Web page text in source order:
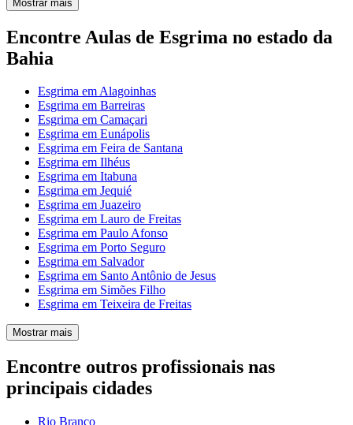
Mostrar mais
Encontre Aulas de Esgrima no estado da
Bahia
Esgrima em Alagoinhas
Esgrima em Barreiras
Esgrima em Camaçari
Esgrima em Eunápolis
Esgrima em Feira de Santana
Esgrima em Ilhéus
Esgrima em Itabuna
Esgrima em Jequié
Esgrima em Juazeiro
Esgrima em Lauro de Freitas
Esgrima em Paulo Afonso
Esgrima em Porto Seguro
Esgrima em Salvador
Esgrima em Santo Antônio de Jesus
Esgrima em Simões Filho
Esgrima em Teixeira de Freitas
Mostrar mais
Encontre outros profissionais nas
principais cidades
Rio Branco